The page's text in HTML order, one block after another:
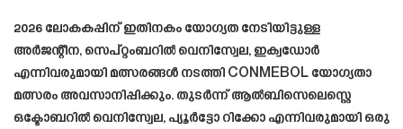
2026 ലോകകപ്പിന് ഇതിനകം യോഗ്യത നേടിയിട്ടുള്ള
അർജന്റീന, സെപ്റ്റംബറിൽ വെനിസ്വേല, ഇക്വഡോർ
എന്നിവരുമായി മത്സരങ്ങൾ നടത്തി CONMEBOL യോഗ്യതാ
മത്സരം അവസാനിപ്പിക്കും. തുടർന്ന് ആൽബിസെലെസ്റ്റെ
ഒക്ടോബറിൽ വെനിസ്വേല, പ്യൂർട്ടോ റിക്കോ എന്നിവരുമായി ഒരു